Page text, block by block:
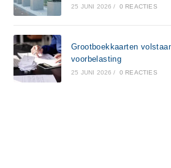
25 JUNI 2026 / 0 REACTIES
Grootboekkaarten
voorbelasting
25 JUNI 2026 / 0 REACTIES